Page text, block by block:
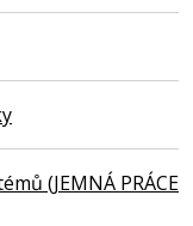
(JEMNÁ PRÁCE